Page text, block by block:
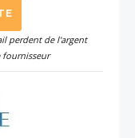
perdent de l'argent
fournisseur